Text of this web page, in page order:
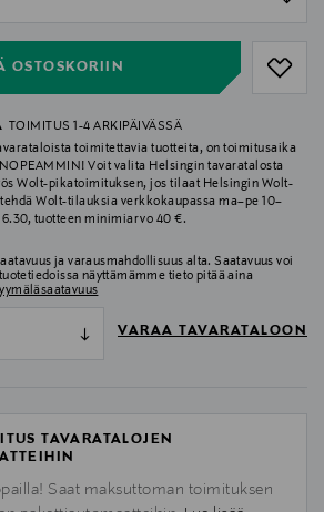
OSTOSKORIIN
TOIMITUS 1-4 ARKIPÄIVÄSSÄ
toimitettavia tuotteita, on toimitusaika
Voit valita Helsingin tavaratalosta
Wolt-pikatoimituksen, jos tilaat Helsingin Wolt-
Wolt-tilauksia verkkokaupassa ma–pe 10–
tuotteen minimiarvo 40 €.
ja varausmahdollisuus alta. Saatavuus voi
näyttämämme tieto pitää aina
VARAA TAVARATALOON
TAVARATALOJEN
Saat maksuttoman toimituksen